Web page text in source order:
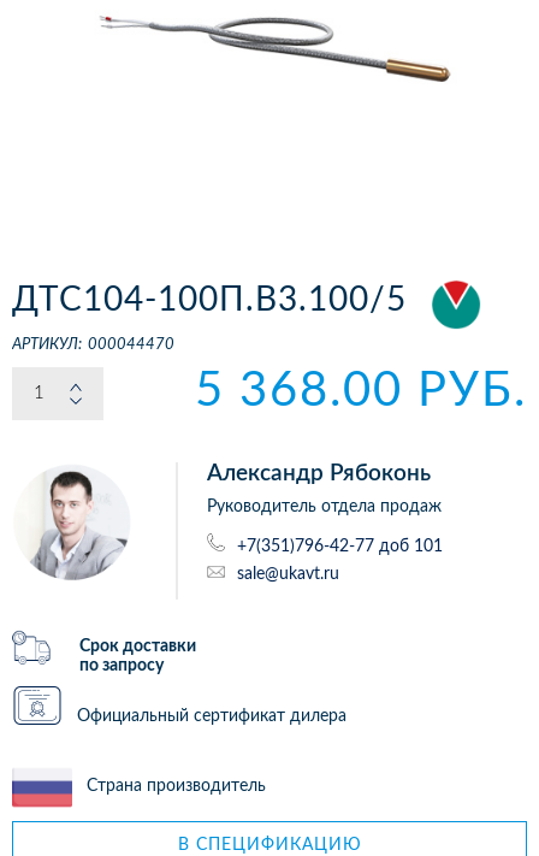
ДТС104-100П.В3.100/5
АРТИКУЛ: 000044470
5 368.00 РУБ.
Александр Рябоконь
Руководитель отдела продаж
+7(351)796-42-77 доб 101
sale@ukavt.ru
Срок доставки
по запросу
Официальный сертификат дилера
Страна производитель
В СПЕЦИФИКАЦИЮ